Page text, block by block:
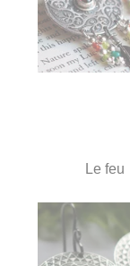
Le feu